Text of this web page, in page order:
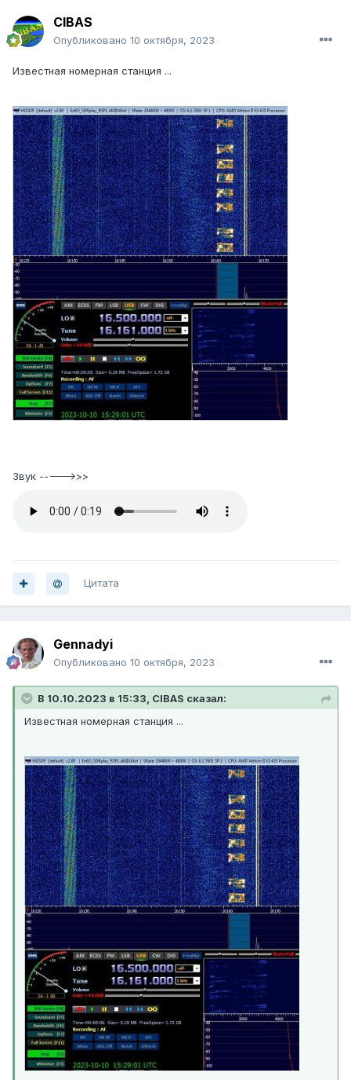
CIBAS
Опубликовано 10 октября, 2023
Известная номерная станция ...
Звук ----->>>
Цитата
Gennadyi
Опубликовано 10 октября, 2023
В 10.10.2023 в 15:33, CIBAS сказал:
Известная номерная станция ...